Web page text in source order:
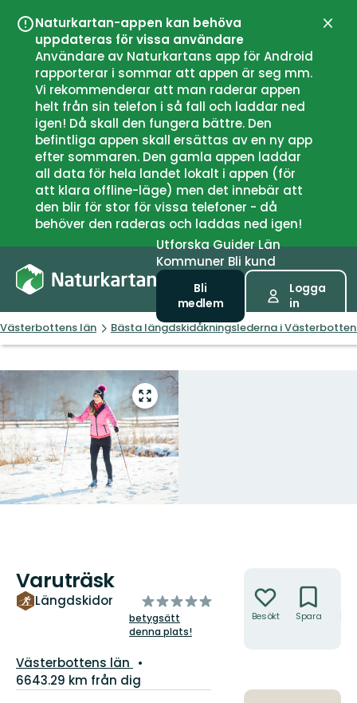
Naturkartan-appen kan behöva
uppdateras för vissa användare
Användare av Naturkartans app för Android
rapporterar i sommar att appen är seg mm.
Vi rekommenderar att man raderar appen
helt från sin telefon i så fall och laddar ned
igen! Då skall den fungera bättre. Den
befintliga appen skall ersättas av en ny app
efter sommaren. Den gamla appen laddar
all data för hela landet lokalt i appen (för
att klara offline-läge) men det innebär att
den blir för stor för vissa telefoner - då
behöver den raderas och laddas ned igen!
UtforskaGuiderLän
Kommuner Bli kund
Bli
medlem
Logga
in
Västerbottens län Bästa längdskidåkningslederna i
Gå
till
helskärmsläge
Varuträsk
Längdskidor
av
5
stjärnor
betygsätt
denna plats!
Län:
Västerbottens län
6643.29 km från dig
Besökt Spara